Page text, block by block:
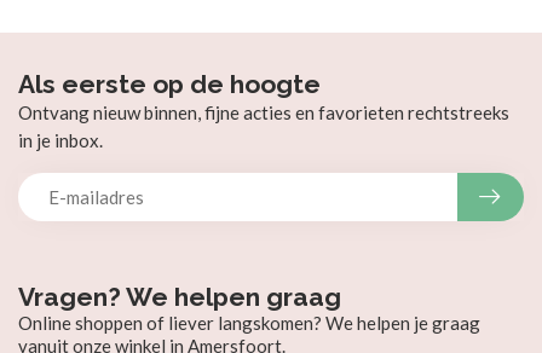
Vragen? We helpen graag
Online shoppen of liever langskomen? We helpen je graag
vanuit onze winkel in Amersfoort.
Als eerste op de hoogte
Ontvang nieuw binnen, fijne acties en favorieten rechtstreeks
in je inbox.